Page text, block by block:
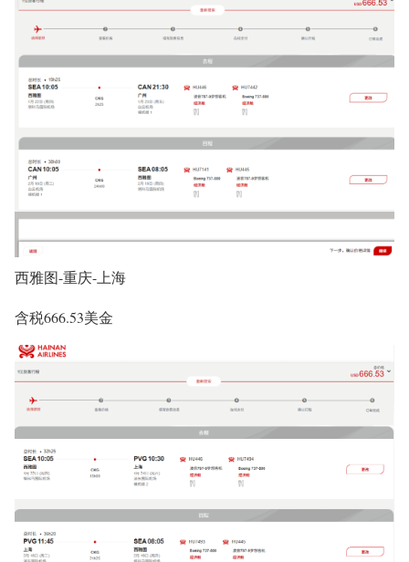
西雅图-重庆-上海
含税666.53美金